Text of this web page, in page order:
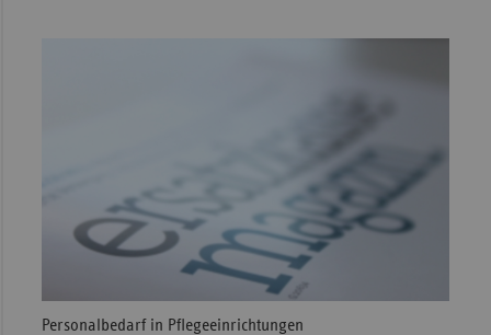
Personalbedarf in Pflegeeinrichtungen